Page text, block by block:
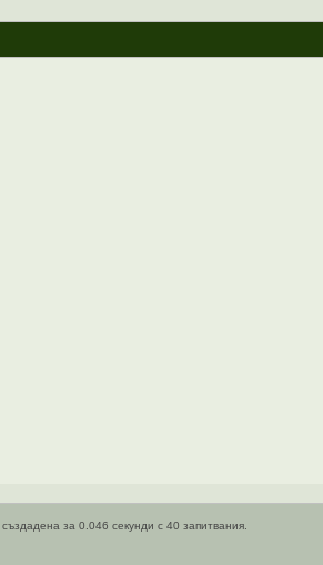
за 0.046 секунди с 40 запитвания.